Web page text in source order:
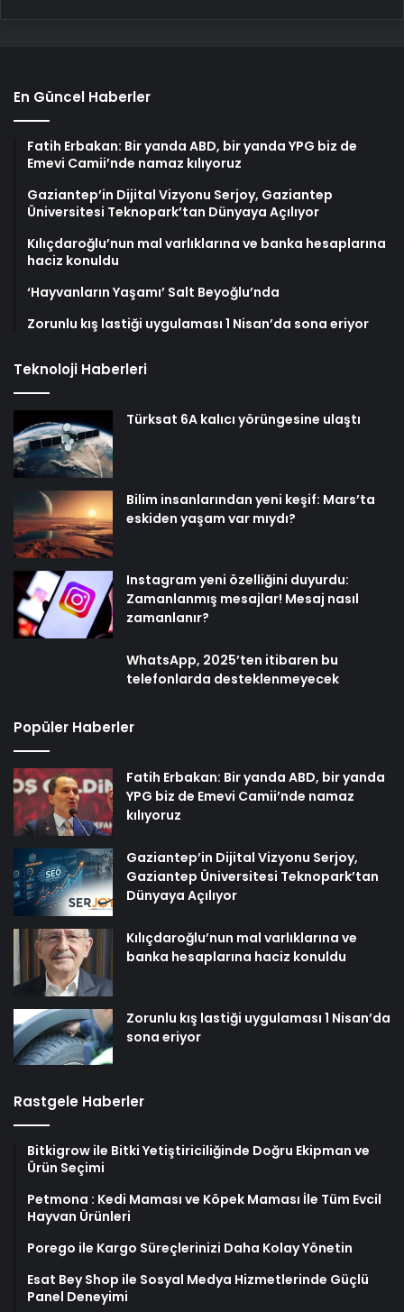
En Güncel Haberler
Fatih Erbakan: Bir yanda ABD, bir yanda YPG biz de
Emevi Camii’nde namaz kılıyoruz
Gaziantep’in Dijital Vizyonu Serjoy, Gaziantep
Üniversitesi Teknopark’tan Dünyaya Açılıyor
Kılıçdaroğlu’nun mal varlıklarına ve banka hesaplarına
haciz konuldu
‘Hayvanların Yaşamı’ Salt Beyoğlu’nda
Zorunlu kış lastiği uygulaması 1 Nisan’da sona eriyor
Teknoloji Haberleri
Türksat 6A kalıcı yörüngesine ulaştı
Bilim insanlarından yeni keşif: Mars’ta
eskiden yaşam var mıydı?
Instagram yeni özelliğini duyurdu:
Zamanlanmış mesajlar! Mesaj nasıl
zamanlanır?
WhatsApp, 2025’ten itibaren bu
telefonlarda desteklenmeyecek
Popüler Haberler
Fatih Erbakan: Bir yanda ABD, bir yanda
YPG biz de Emevi Camii’nde namaz
kılıyoruz
Gaziantep’in Dijital Vizyonu Serjoy,
Gaziantep Üniversitesi Teknopark’tan
Dünyaya Açılıyor
Kılıçdaroğlu’nun mal varlıklarına ve
banka hesaplarına haciz konuldu
Zorunlu kış lastiği uygulaması 1 Nisan’da
sona eriyor
Rastgele Haberler
Bitkigrow ile Bitki Yetiştiriciliğinde Doğru Ekipman ve
Ürün Seçimi
Petmona : Kedi Maması ve Köpek Maması İle Tüm Evcil
Hayvan Ürünleri
Porego ile Kargo Süreçlerinizi Daha Kolay Yönetin
Esat Bey Shop ile Sosyal Medya Hizmetlerinde Güçlü
Panel Deneyimi